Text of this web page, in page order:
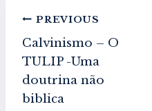
Navegação
de
artigos
PREVIOUS
Calvinismo – O
TULIP -Uma
doutrina não
biblica